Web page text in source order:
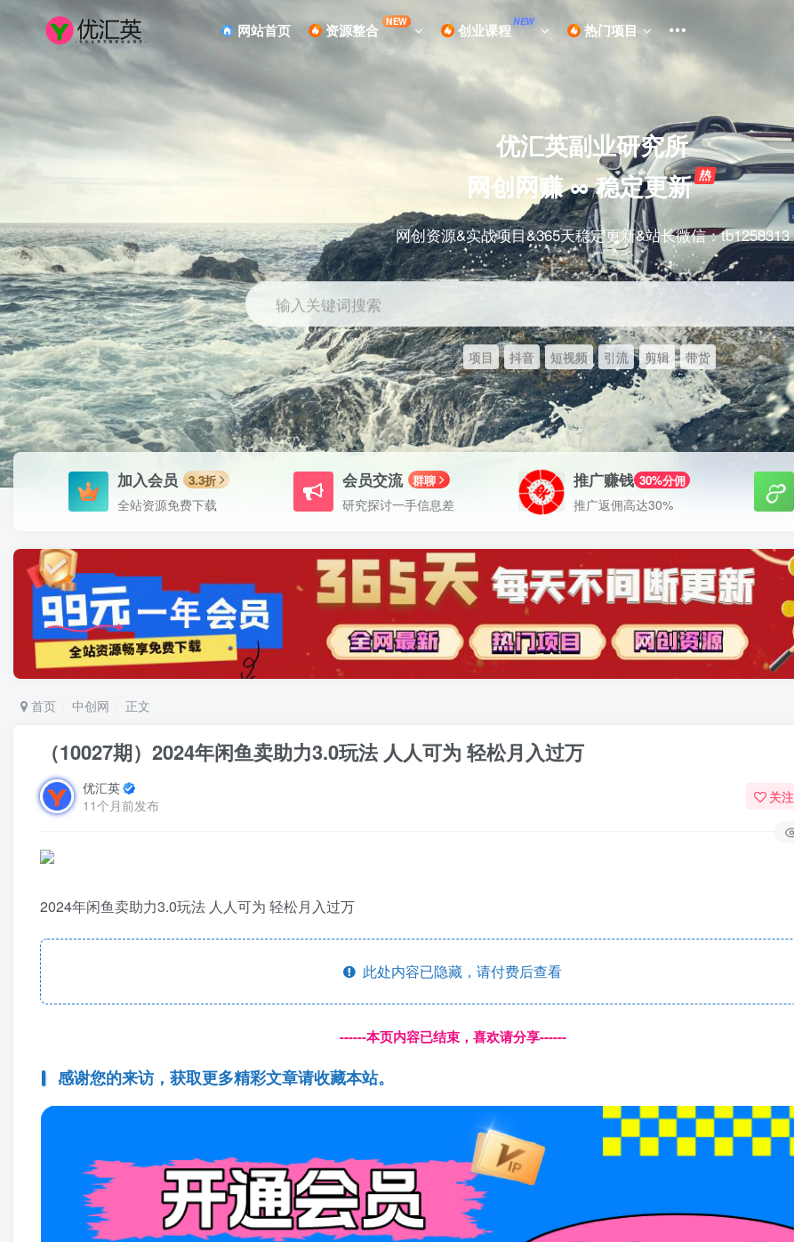
网站首页 资源整合 NEW 创业课程NEW 热门项目
优汇英副业研究所
网创网赚 ∞ 稳定更新
网创资源&实战项目&365天稳定更新&站长微信：tb1258313
输入关键词搜索
项目 抖音 短视频 引流 剪辑 带货
加入会员 3.3折
全站资源免费下载
会员交流 群聊
研究探讨一手信息差
推广赚钱 30%分佣
推广返佣高达30%
首页 中创网 正文
（10027期）2024年闲鱼卖助力3.0玩法 人人可为 轻松月入过万
优汇英
11个月前发布
关注
2024年闲鱼卖助力3.0玩法 人人可为 轻松月入过万
此处内容已隐藏，请付费后查看
------本页内容已结束，喜欢请分享------
感谢您的来访，获取更多精彩文章请收藏本站。